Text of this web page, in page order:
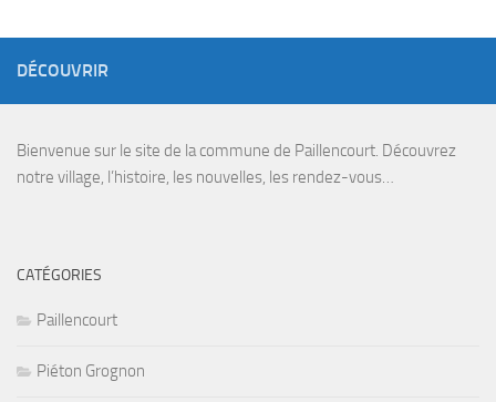
DÉCOUVRIR
Bienvenue sur le site de la commune de Paillencourt. Découvrez
notre village, l’histoire, les nouvelles, les rendez-vous…
CATÉGORIES
Paillencourt
Piéton Grognon